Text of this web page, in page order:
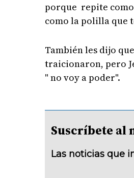
porque repite como
como la polilla que
También les dijo
traicionaron, pero
" no voy a poder".
Suscríbete al
Las noticias que